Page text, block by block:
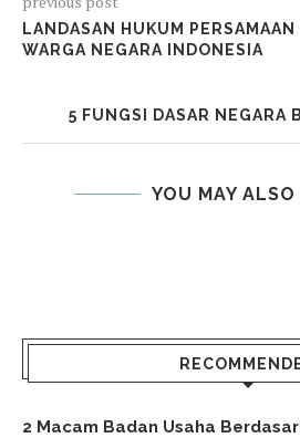
LANDASAN HUKUM PERSAMAAN
WARGA NEGARA INDONESIA
5 FUNGSI DASAR NEGARA
YOU MAY ALSO
2 Macam Badan Usaha